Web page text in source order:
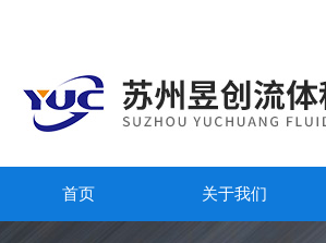
首页 关于我们